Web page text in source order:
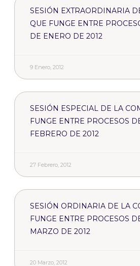
SESIÓN EXTRAORDINARIA
QUE FUNGE ENTRE
DE ENERO DE 2012
9 Enero, 2012
SESIÓN ESPECIAL DE LA
FUNGE ENTRE PROCESOS
FEBRERO DE 2012
27 Febrero, 2012
SESIÓN ORDINARIA DE LA
FUNGE ENTRE PROCESOS
MARZO DE 2012
20 Marzo, 2012